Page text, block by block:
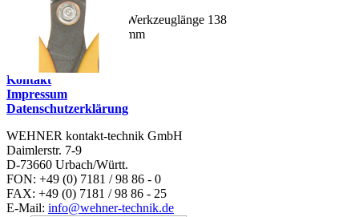
Werkzeuglänge 138
mm
Kontakt
Impressum
Datenschutzerklärung
WEHNER kontakt-technik GmbH
Daimlerstr. 7-9
D-73660 Urbach/Württ.
FON: +49 (0) 7181 / 98 86 - 0
FAX: +49 (0) 7181 / 98 86 - 25
E-Mail: info@wehner-technik.de